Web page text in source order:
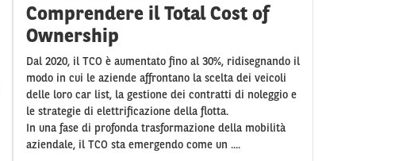
Comprendere il Total Cost of
Ownership
Dal 2020, il TCO è aumentato fino al 30%, ridisegnando il
modo in cui le aziende affrontano la scelta dei veicoli
delle loro car list, la gestione dei contratti di noleggio e
le strategie di elettrificazione della flotta.
In una fase di profonda trasformazione della mobilità
aziendale, il TCO sta emergendo come un ....